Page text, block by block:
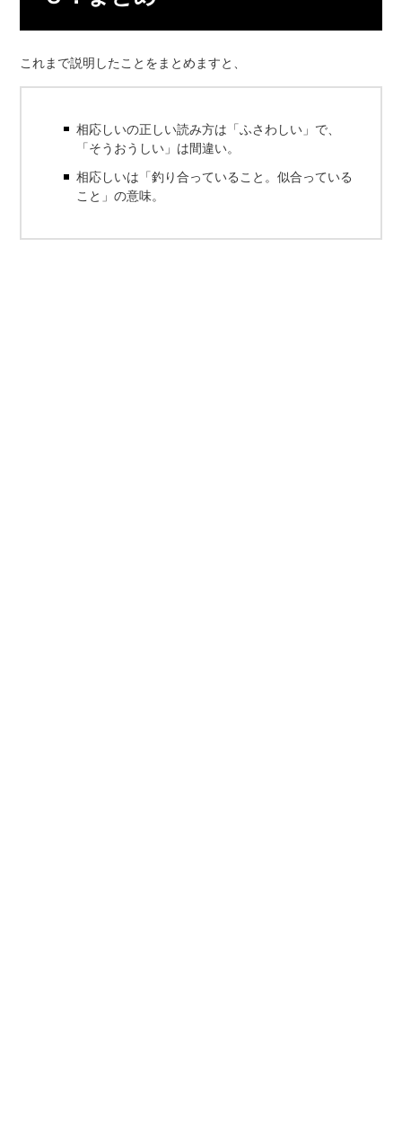
これまで説明したことをまとめますと、
相応しいの正しい読み方は「ふさわしい」で、
「そうおうしい」は間違い。
相応しいは「釣り合っていること。似合っている
こと」の意味。